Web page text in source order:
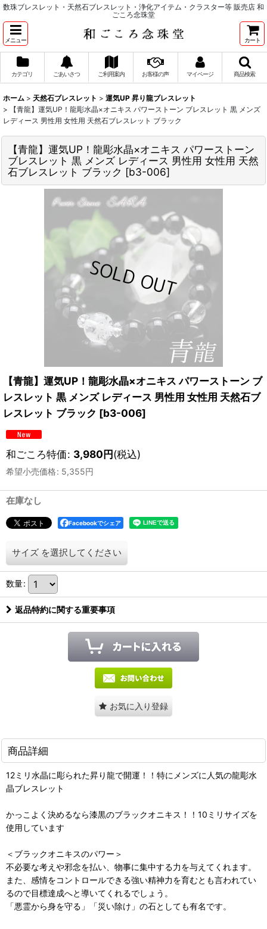
数珠ブレスレット・天然石ブレスレット・浄化アイテム・クラスター等 販売店 和
ごころ念珠堂
メニュー カート
カテゴリ ごあいさつ ご利用案内 お客様の声 マイページ 商品検索
ホーム > 天然石ブレスレット > 運気UP 昇り龍ブレスレット
>
【青龍】運気UP！龍彫水晶×オニキス パワーストーン ブレスレット 黒 メンズ
レディース 男性用 女性用 天然石ブレスレット ブラック
【青龍】運気UP！龍彫水晶×オニキス パワーストーン
ブレスレット 黒 メンズ レディース 男性用 女性用 天然
石ブレスレット ブラック [b3-006]
【青龍】運気UP！龍彫水晶×オニキス パワーストーン ブ
レスレット 黒 メンズ レディース 男性用 女性用 天然石ブ
レスレット ブラック [b3-006]
和ごころ特価: 3,980円(税込)
希望小売価格: 5,355円
在庫なし
Facebookでシェア
サイズ を選択してください
数量:
返品特約に関する重要事項
お気に入り登録
商品詳細
12ミリ水晶に彫られた昇り龍で開運！！特にメンズに人気の龍彫水
晶ブレスレット
かっこよく決めるなら漆黒のブラックオニキス！！10ミリサイズを
使用しています
＜ブラックオニキスのパワー＞
不必要な考えや邪念を払い、物事に集中する力を与えてくれます。
また、感情をコントロールできる強い精神力を育むとも言われてい
るので目標達成へと導いてくれるでしょう。
「悪霊から身を守る」「災い除け」の石としても有名です。